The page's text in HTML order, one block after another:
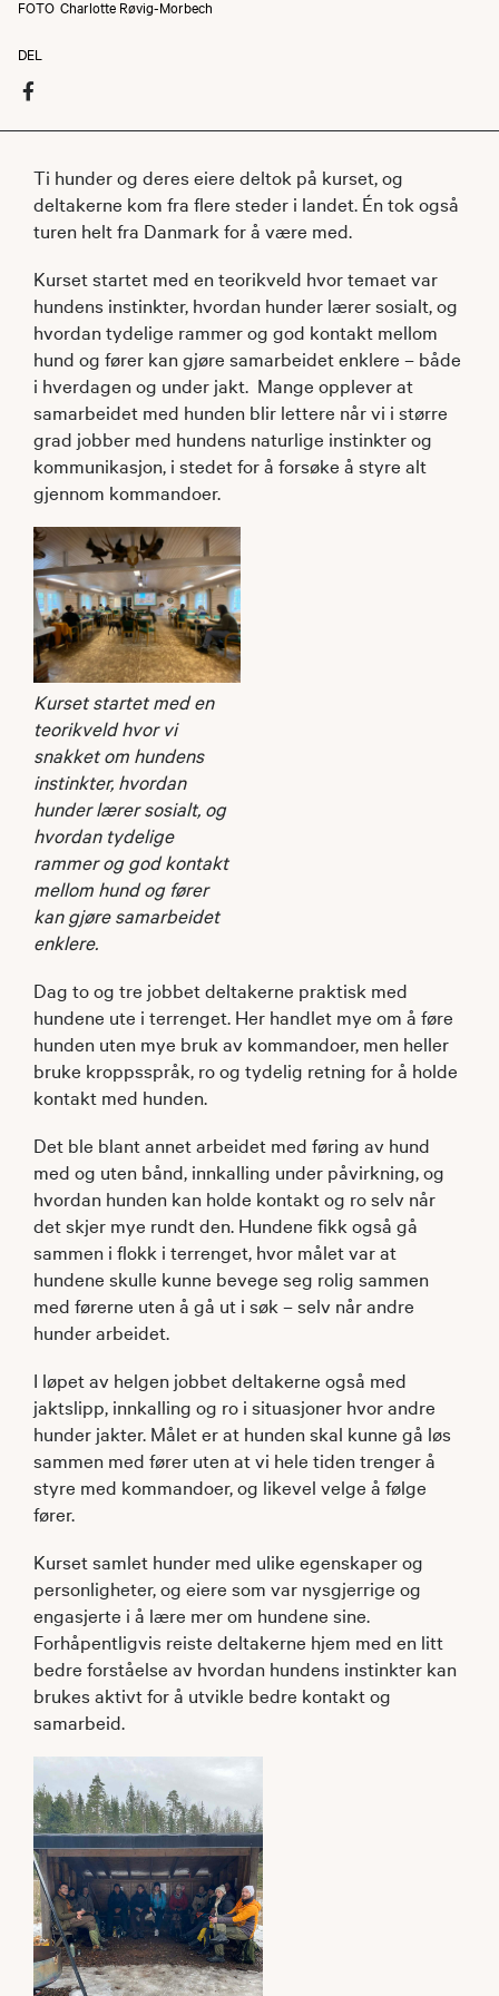
FOTO Charlotte Røvig-Morbech
DEL
Ti hunder og deres eiere deltok på kurset, og
deltakerne kom fra flere steder i landet. Én tok også
turen helt fra Danmark for å være med.
Kurset startet med en teorikveld hvor temaet var
hundens instinkter, hvordan hunder lærer sosialt, og
hvordan tydelige rammer og god kontakt mellom
hund og fører kan gjøre samarbeidet enklere – både
i hverdagen og under jakt. Mange opplever at
samarbeidet med hunden blir lettere når vi i større
grad jobber med hundens naturlige instinkter og
kommunikasjon, i stedet for å forsøke å styre alt
gjennom kommandoer.
Kurset startet med en
teorikveld hvor vi
snakket om hundens
instinkter, hvordan
hunder lærer sosialt, og
hvordan tydelige
rammer og god kontakt
mellom hund og fører
kan gjøre samarbeidet
enklere.
Dag to og tre jobbet deltakerne praktisk med
hundene ute i terrenget. Her handlet mye om å føre
hunden uten mye bruk av kommandoer, men heller
bruke kroppsspråk, ro og tydelig retning for å holde
kontakt med hunden.
Det ble blant annet arbeidet med føring av hund
med og uten bånd, innkalling under påvirkning, og
hvordan hunden kan holde kontakt og ro selv når
det skjer mye rundt den. Hundene fikk også gå
sammen i flokk i terrenget, hvor målet var at
hundene skulle kunne bevege seg rolig sammen
med førerne uten å gå ut i søk – selv når andre
hunder arbeidet.
I løpet av helgen jobbet deltakerne også med
jaktslipp, innkalling og ro i situasjoner hvor andre
hunder jakter. Målet er at hunden skal kunne gå løs
sammen med fører uten at vi hele tiden trenger å
styre med kommandoer, og likevel velge å følge
fører.
Kurset samlet hunder med ulike egenskaper og
personligheter, og eiere som var nysgjerrige og
engasjerte i å lære mer om hundene sine.
Forhåpentligvis reiste deltakerne hjem med en litt
bedre forståelse av hvordan hundens instinkter kan
brukes aktivt for å utvikle bedre kontakt og
samarbeid.